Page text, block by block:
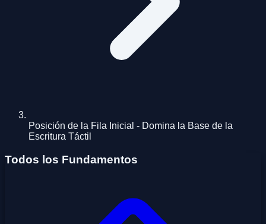
Posición de la Fila Inicial - Domina la Base de la
Escritura Táctil
Todos los Fundamentos